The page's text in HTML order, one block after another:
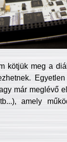
kötjük meg a
már meglévő
amely